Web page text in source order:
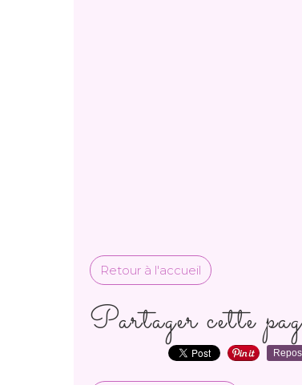
Retour à l'accueil
Partager cette